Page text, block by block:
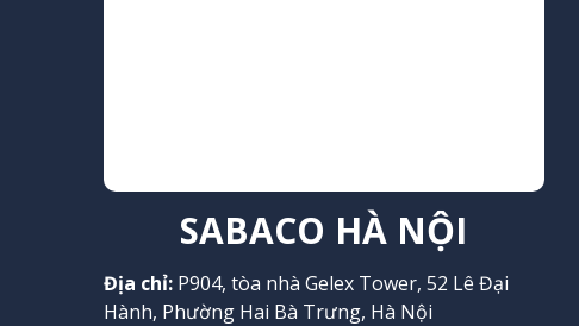
SABACO HÀ NỘI
Địa chỉ: P904, tòa nhà Gelex Tower, 52 Lê Đại
Hành, Phường Hai Bà Trưng, Hà Nội